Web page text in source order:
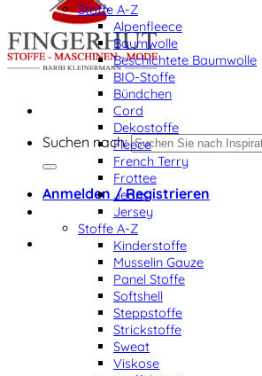
Suchen nach:
Anmelden / Registrieren
Stoffe A-Z
Alpenfleece
Baumwolle
Beschichtete Baumwolle
BIO-Stoffe
Bündchen
Cord
Dekostoffe
Fleece
French Terry
Frottee
Jeans
Jersey
Stoffe A-Z
Kinderstoffe
Musselin Gauze
Panel Stoffe
Softshell
Steppstoffe
Strickstoffe
Sweat
Viskose